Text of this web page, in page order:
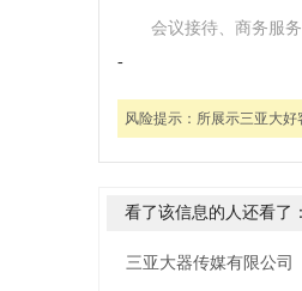
会议接待、商务服
-
风险提示： 所展示三亚大
看了该信息的人还看了：
三亚大器传媒有限公司